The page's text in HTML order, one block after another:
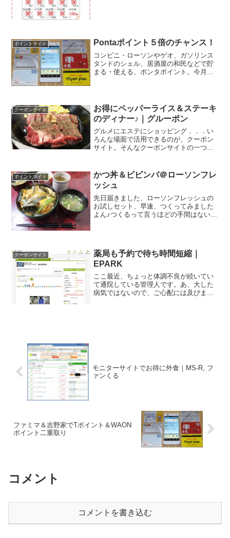
ポイントサイト Pontaポイント５倍のチャンス！
コンビニ・ローソンやゲオ、ガソリンス
タンドのシェル、居酒屋の和民などで貯
まる・使える、ポンタポイント。今月中
お買上げ100円（税抜...
クーポンサイト
お得にペッパーライス＆ステーキ
のディナー♪｜グルーポン
グルメにエステにショッピング．．．い
ろんな場面で活用できるのが、クーポン
サイト。そんなクーポンサイトの一つ、
ランチ」「92's-クニズ-」など全国141店
舗で使え...
ポイントサイト
かつ丼＆ビビンバ＠ローソンフレ
ッシュ
先日届きました、ローソンフレッシュの
お試しセット、早速、つくってみました
よん♪つくるって言うほどの手間はないの
クーポンサイト
薬局も予約で待ち時間短縮｜
EPARK
ここ最近、ちょっと体調不良が続いてい
て通院している管理人です。あ、大した
病気ではないので、ご心配には及びませ
モニターサイトでお得に外食｜MS-R, フ
ァンくる
ファミマ＆吉野家でTポイント＆WAON
ポイント二重取り
コメント
コメントを書き込む